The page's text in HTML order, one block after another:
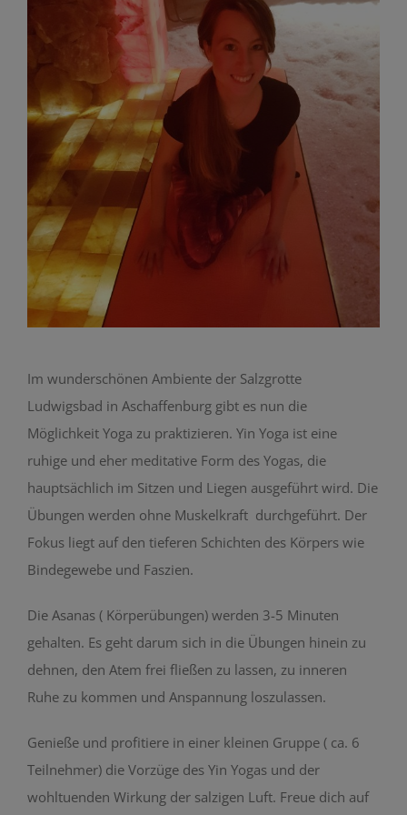
Im wunderschönen Ambiente der Salzgrotte
Ludwigsbad in Aschaffenburg gibt es nun die
Möglichkeit Yoga zu praktizieren. Yin Yoga ist eine
ruhige und eher meditative Form des Yogas, die
hauptsächlich im Sitzen und Liegen ausgeführt wird. Die
Übungen werden ohne Muskelkraft durchgeführt. Der
Fokus liegt auf den tieferen Schichten des Körpers wie
Bindegewebe und Faszien.
Die Asanas ( Körperübungen) werden 3-5 Minuten
gehalten. Es geht darum sich in die Übungen hinein zu
dehnen, den Atem frei fließen zu lassen, zu inneren
Ruhe zu kommen und Anspannung loszulassen.
Genieße und profitiere in einer kleinen Gruppe ( ca. 6
Teilnehmer) die Vorzüge des Yin Yogas und der
wohltuenden Wirkung der salzigen Luft. Freue dich auf